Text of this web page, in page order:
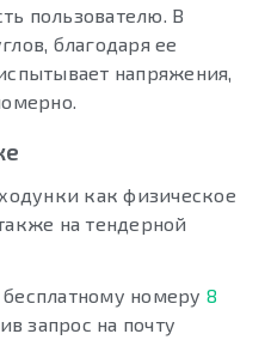
пользователю. В
благодаря ее
напряжения,
как физическое
на тендерной
номеру 8
запрос на почту